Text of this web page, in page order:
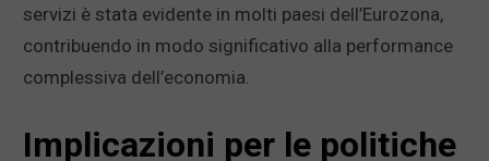
servizi è stata evidente in molti paesi dell’Eurozona,
contribuendo in modo significativo alla performance
complessiva dell’economia.
Implicazioni per le politiche